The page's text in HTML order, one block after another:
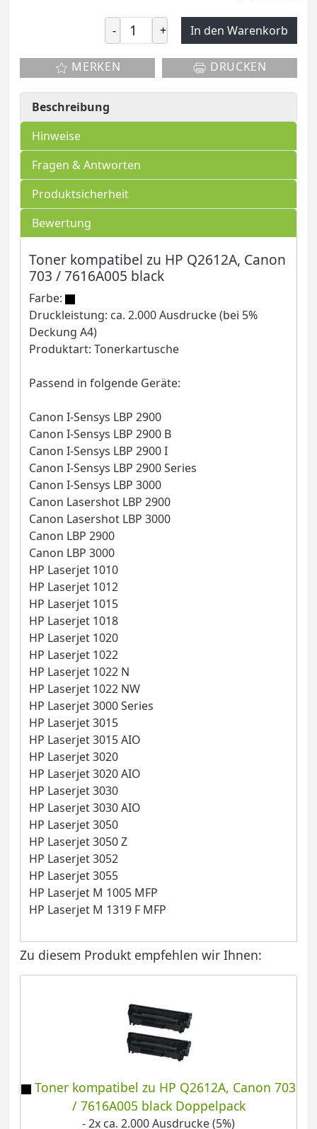
- + In den Warenkorb
MERKEN DRUCKEN
Beschreibung
Hinweise
Fragen & Antworten
Produktsicherheit
Bewertung
Toner kompatibel zu HP Q2612A, Canon
703 / 7616A005 black
Farbe:
Druckleistung: ca. 2.000 Ausdrucke (bei 5%
Deckung A4)
Produktart: Tonerkartusche
Passend in folgende Geräte:
Canon I-Sensys LBP 2900
Canon I-Sensys LBP 2900 B
Canon I-Sensys LBP 2900 I
Canon I-Sensys LBP 2900 Series
Canon I-Sensys LBP 3000
Canon Lasershot LBP 2900
Canon Lasershot LBP 3000
Canon LBP 2900
Canon LBP 3000
HP Laserjet 1010
HP Laserjet 1012
HP Laserjet 1015
HP Laserjet 1018
HP Laserjet 1020
HP Laserjet 1022
HP Laserjet 1022 N
HP Laserjet 1022 NW
HP Laserjet 3000 Series
HP Laserjet 3015
HP Laserjet 3015 AIO
HP Laserjet 3020
HP Laserjet 3020 AIO
HP Laserjet 3030
HP Laserjet 3030 AIO
HP Laserjet 3050
HP Laserjet 3050 Z
HP Laserjet 3052
HP Laserjet 3055
HP Laserjet M 1005 MFP
HP Laserjet M 1319 F MFP
Zu diesem Produkt empfehlen wir Ihnen:
Toner kompatibel zu HP Q2612A, Canon 703
/ 7616A005 black Doppelpack
- 2x ca. 2.000 Ausdrucke (5%)